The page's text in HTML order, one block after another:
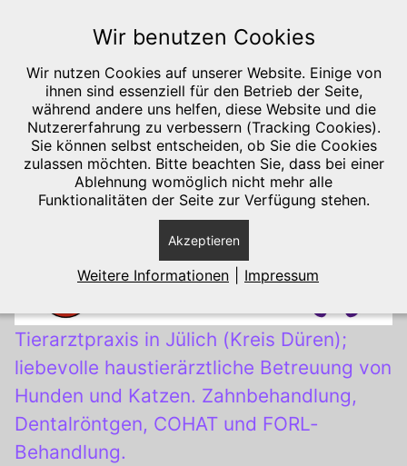
SKIP TO MAIN CONTENT
Tierarztpraxis in Jülich (Kreis Düren);
liebevolle haustierärztliche Betreuung von
Hunden und Katzen. Zahnbehandlung,
Dentalröntgen, COHAT und FORL-
Behandlung.
Wir benutzen Cookies
Wir nutzen Cookies auf unserer Website. Einige von
ihnen sind essenziell für den Betrieb der Seite,
während andere uns helfen, diese Website und die
Nutzererfahrung zu verbessern (Tracking Cookies).
Sie können selbst entscheiden, ob Sie die Cookies
zulassen möchten. Bitte beachten Sie, dass bei einer
Ablehnung womöglich nicht mehr alle
Funktionalitäten der Seite zur Verfügung stehen.
Akzeptieren
Weitere Informationen Impressum